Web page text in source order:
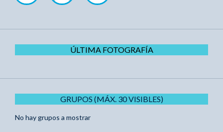
ÚLTIMA FOTOGRAFÍA
GRUPOS (MÁX. 30 VISIBLES)
No hay grupos a mostrar